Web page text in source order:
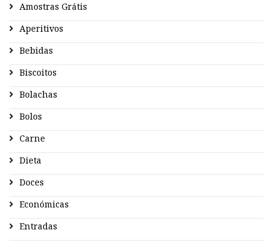
Amostras Grátis
Aperitivos
Bebidas
Biscoitos
Bolachas
Bolos
Carne
Dieta
Doces
Económicas
Entradas